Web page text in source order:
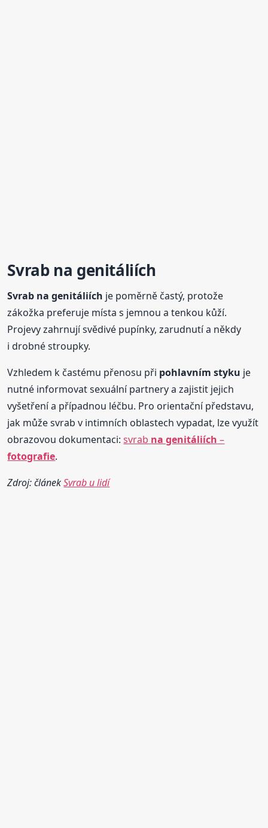
Svrab na genitáliích
Svrab na genitáliích je poměrně častý, protože
zákožka preferuje místa s jemnou a tenkou kůží.
Projevy zahrnují svědivé pupínky, zarudnutí a někdy
i drobné stroupky.
Vzhledem k častému přenosu při pohlavním styku je
nutné informovat sexuální partnery a zajistit jejich
vyšetření a případnou léčbu. Pro orientační představu,
jak může svrab v intimních oblastech vypadat, lze využít
obrazovou dokumentaci:svrab na genitáliích –
fotografie.
Zdroj: článekSvrab u lidí